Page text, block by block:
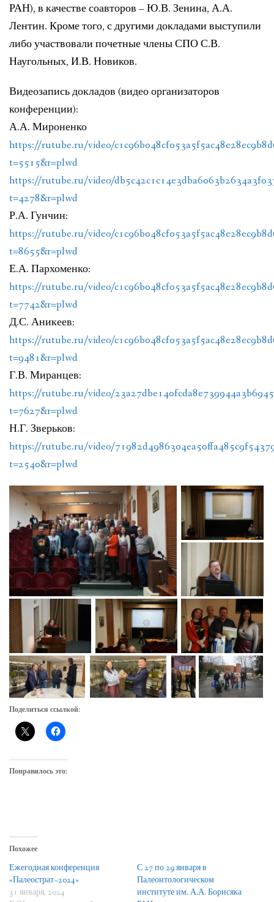
РАН), в качестве соавторов – Ю.В. Зенина, А.А.
Лентин. Кроме того, с другими докладами выступили
либо участвовали почетные члены СПО С.В.
Наугольных, И.В. Новиков.
Видеозапись докладов (видео организаторов
конференции):
А.А. Мироненко
https://rutube.ru/video/
t=5515&r=plwd
https://rutube.ru/video/
t=4278&r=plwd
Р.А. Гунчин:
https://rutube.ru/video/
t=8655&r=plwd
Е.А. Пархоменко:
https://rutube.ru/video/
t=7742&r=plwd
Д.С. Аникеев:
https://rutube.ru/video/
t=9481&r=plwd
Г.В. Миранцев:
https://rutube.ru/video/
t=7627&r=plwd
Н.Г. Зверьков:
https://rutube.ru/video/
t=2540&r=plwd
Поделиться ссылкой:
Понравилось это:
Похожее
Ежегодная конференция
«Палеострат–2024»
31 января, 2024
С 27 по 29 января в
Палеонтологическом
институте им. А.А. Борисяка